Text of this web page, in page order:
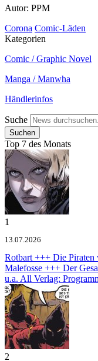
Autor: PPM
Corona Comic-Läden
Kategorien
Comic / Graphic Novel
Manga / Manwha
Händlerinfos
Suche
Top 7 des Monats
1
13.07.2026
Rotbart +++ Die Piraten
Malefosse +++ Der
u.a. All Verlag:
2